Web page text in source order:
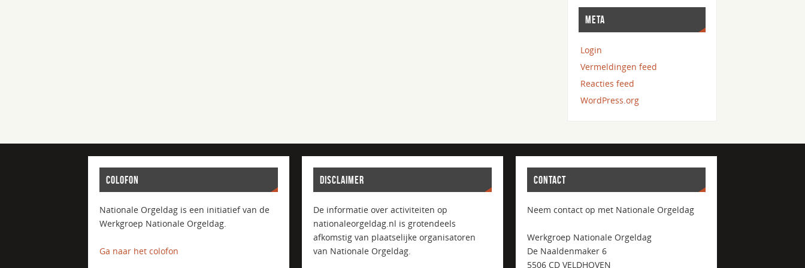
META
Login
Vermeldingen feed
Reacties feed
WordPress.org
COLOFON
Nationale Orgeldag is een initiatief van de
Werkgroep Nationale Orgeldag.
Ga naar het colofon
DISCLAIMER
De informatie over activiteiten op
nationaleorgeldag.nl is grotendeels
afkomstig van plaatselijke organisatoren
van Nationale Orgeldag.
CONTACT
Neem contact op met Nationale Orgeldag
Werkgroep Nationale Orgeldag
De Naaldenmaker 6
5506 CD VELDHOVEN